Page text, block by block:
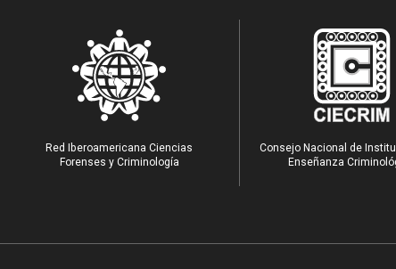
Red Iberoamericana Ciencias
Forenses y Criminología
Consejo Nacional de
Enseñanza